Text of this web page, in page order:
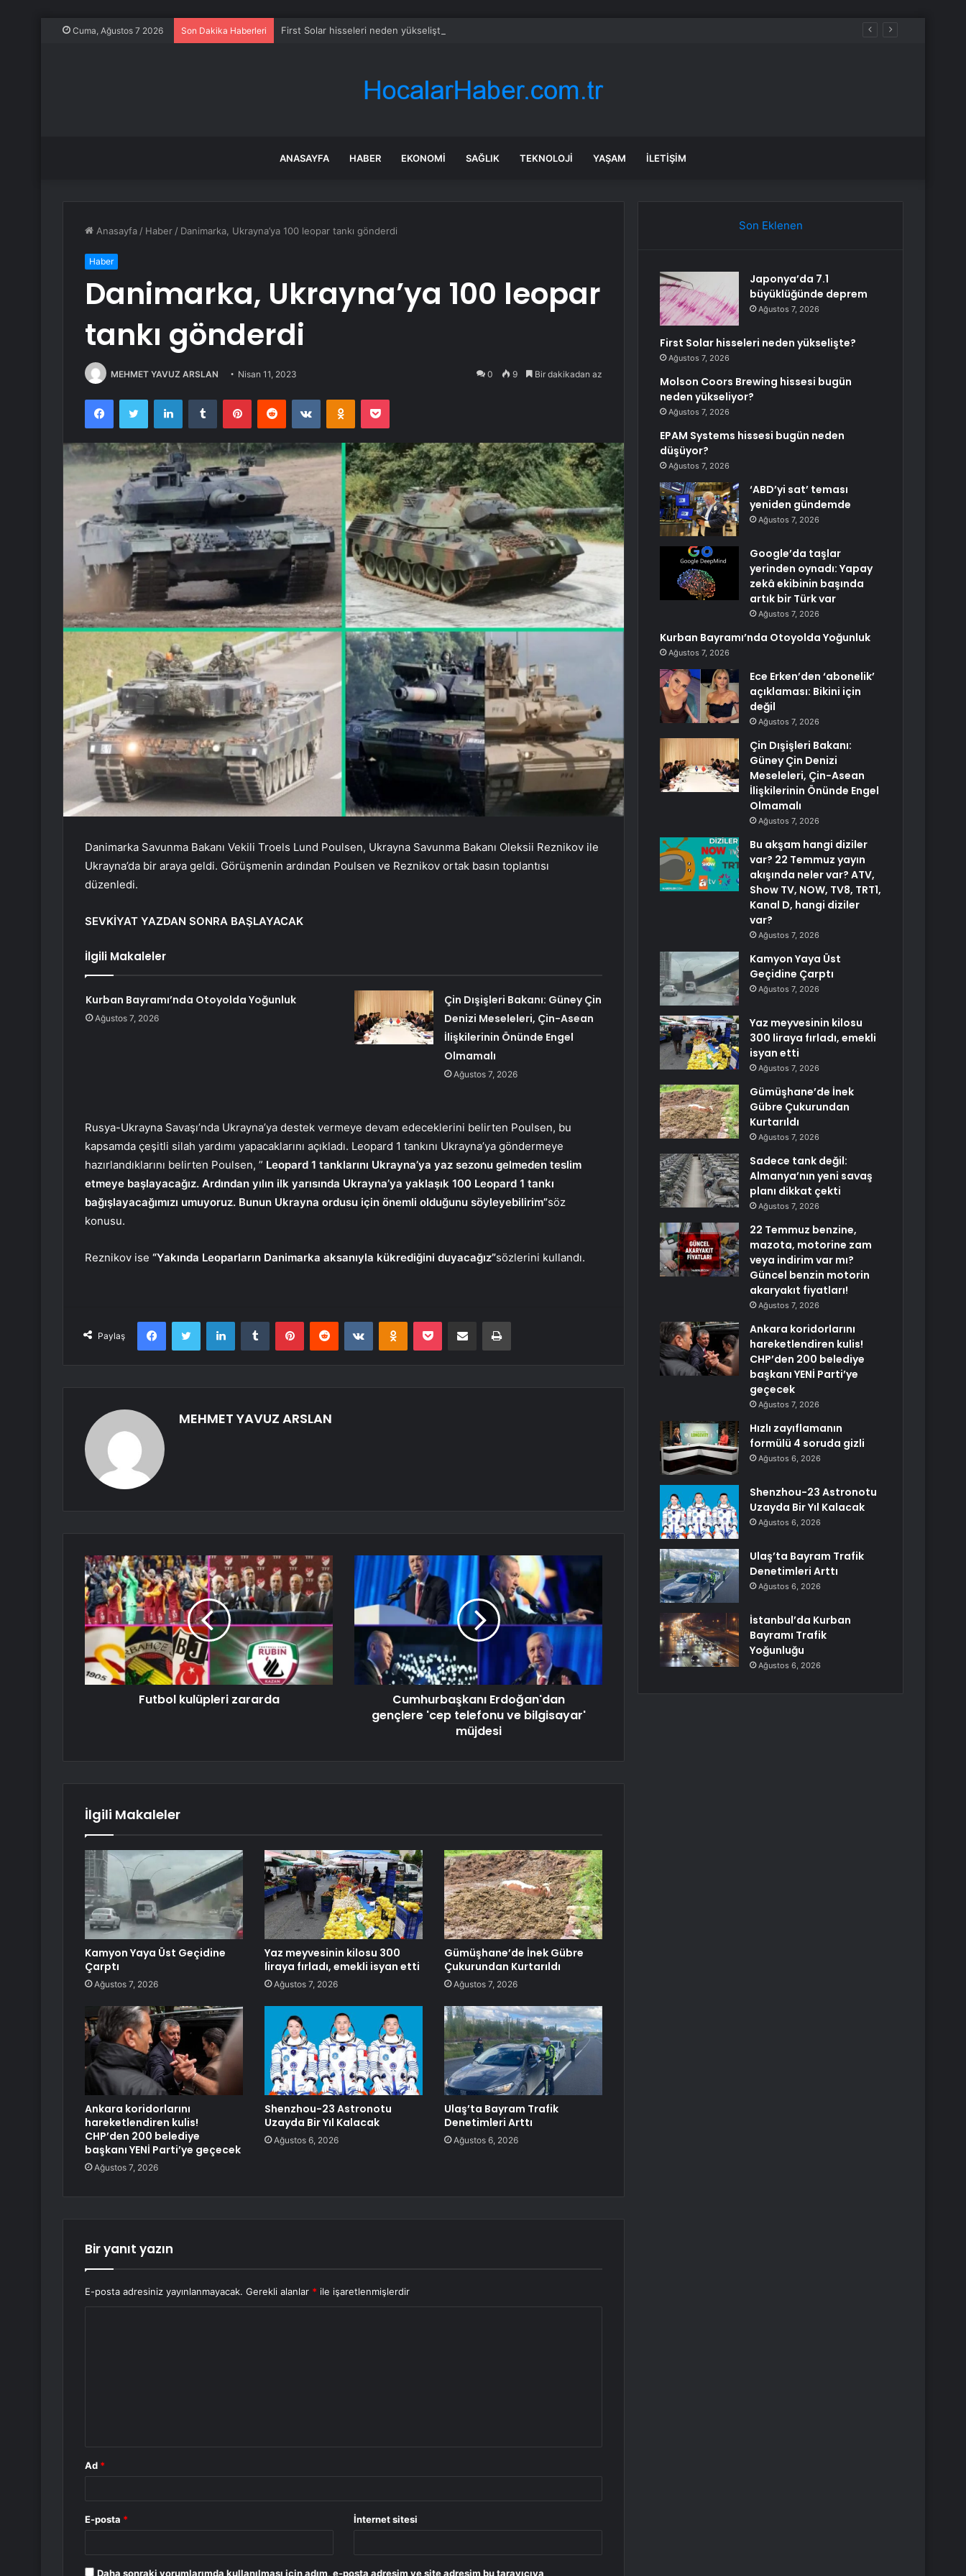
Cuma, Ağustos 7 2026 Son Dakika Haberleri First Solar hisseleri neden yükselişte?
ANASAYFA HABER EKONOMI SAĞLIK TEKNOLOJI YAŞAM İLETIŞIM
Anasayfa / Haber / Danimarka, Ukrayna’ya 100 leopar tankı gönderdi
Haber
Danimarka, Ukrayna’ya 100 leopar
tankı gönderdi
MEHMET YAVUZ ARSLAN Nisan 11, 2023 0 9 Bir dakikadan az
FacebookTwitter LinkedInTumblr PinterestReddit VKontakteOdnoklassniki
Pocket
Danimarka Savunma Bakanı Vekili Troels Lund Poulsen, Ukrayna Savunma Bakanı Oleksii Reznikov ile
Ukrayna’da bir araya geldi. Görüşmenin ardından Poulsen ve Reznikov ortak basın toplantısı
düzenledi.
SEVKİYAT YAZDAN SONRA BAŞLAYACAK
İlgili Makaleler
Kurban Bayramı’nda Otoyolda Yoğunluk
Ağustos 7, 2026
Çin Dışişleri Bakanı: Güney Çin
Denizi Meseleleri, Çin-Asean
İlişkilerinin Önünde Engel
Olmamalı
Ağustos 7, 2026
Rusya-Ukrayna Savaşı’nda Ukrayna’ya destek vermeye devam edeceklerini belirten Poulsen, bu
kapsamda çeşitli silah yardımı yapacaklarını açıkladı. Leopard 1 tankını Ukrayna’ya göndermeye
hazırlandıklarını belirten Poulsen, ” Leopard 1 tanklarını Ukrayna’ya yaz sezonu gelmeden teslim
etmeye başlayacağız. Ardından yılın ilk yarısında Ukrayna’ya yaklaşık 100 Leopard 1 tankı
bağışlayacağımızı umuyoruz. Bunun Ukrayna ordusu için önemli olduğunu söyleyebilirim”söz
konusu.
Reznikov ise “Yakında Leoparların Danimarka aksanıyla kükrediğini duyacağız”sözlerini kullandı.
Paylaş
FacebookTwitter LinkedInTumblr PinterestReddit VKontakteOdnoklassniki
Pocket E-Posta ile paylaş Yazdır
MEHMET YAVUZ ARSLAN
Futbol kulüpleri zararda
Cumhurbaşkanı Erdoğan'dan
gençlere 'cep telefonu ve bilgisayar'
müjdesi
İlgili Makaleler
Kamyon Yaya Üst Geçidine
Çarptı
Ağustos 7, 2026
Yaz meyvesinin kilosu 300
liraya fırladı, emekli isyan etti
Ağustos 7, 2026
Gümüşhane’de İnek Gübre
Çukurundan Kurtarıldı
Ağustos 7, 2026
Ankara koridorlarını
hareketlendiren kulis!
CHP’den 200 belediye
başkanı YENİ Parti’ye geçecek
Ağustos 7, 2026
Shenzhou-23 Astronotu
Uzayda Bir Yıl Kalacak
Ağustos 6, 2026
Ulaş’ta Bayram Trafik
Denetimleri Arttı
Ağustos 6, 2026
Bir yanıt yazın
E-posta adresiniz yayınlanmayacak. Gerekli alanlar * ile işaretlenmişlerdir
Ad *
E-posta * İnternet sitesi
Daha sonraki yorumlarımda kullanılması için adım, e-posta adresim ve site adresim bu tarayıcıya
Son Eklenen
Japonya’da 7.1
büyüklüğünde deprem
Ağustos 7, 2026
First Solar hisseleri neden yükselişte?
Ağustos 7, 2026
Molson Coors Brewing hissesi bugün
neden yükseliyor?
Ağustos 7, 2026
EPAM Systems hissesi bugün neden
düşüyor?
Ağustos 7, 2026
‘ABD’yi sat’ teması
yeniden gündemde
Ağustos 7, 2026
Google’da taşlar
yerinden oynadı: Yapay
zekâ ekibinin başında
artık bir Türk var
Ağustos 7, 2026
Kurban Bayramı’nda Otoyolda Yoğunluk
Ağustos 7, 2026
Ece Erken’den ‘abonelik’
açıklaması: Bikini için
değil
Ağustos 7, 2026
Çin Dışişleri Bakanı:
Güney Çin Denizi
Meseleleri, Çin-Asean
İlişkilerinin Önünde Engel
Olmamalı
Ağustos 7, 2026
Bu akşam hangi diziler
var? 22 Temmuz yayın
akışında neler var? ATV,
Show TV, NOW, TV8, TRT1,
Kanal D, hangi diziler
var?
Ağustos 7, 2026
Kamyon Yaya Üst
Geçidine Çarptı
Ağustos 7, 2026
Yaz meyvesinin kilosu
300 liraya fırladı, emekli
isyan etti
Ağustos 7, 2026
Gümüşhane’de İnek
Gübre Çukurundan
Kurtarıldı
Ağustos 7, 2026
Sadece tank değil:
Almanya’nın yeni savaş
planı dikkat çekti
Ağustos 7, 2026
22 Temmuz benzine,
mazota, motorine zam
veya indirim var mı?
Güncel benzin motorin
akaryakıt fiyatları!
Ağustos 7, 2026
Ankara koridorlarını
hareketlendiren kulis!
CHP’den 200 belediye
başkanı YENİ Parti’ye
geçecek
Ağustos 7, 2026
Hızlı zayıflamanın
formülü 4 soruda gizli
Ağustos 6, 2026
Shenzhou-23 Astronotu
Uzayda Bir Yıl Kalacak
Ağustos 6, 2026
Ulaş’ta Bayram Trafik
Denetimleri Arttı
Ağustos 6, 2026
İstanbul’da Kurban
Bayramı Trafik
Yoğunluğu
Ağustos 6, 2026